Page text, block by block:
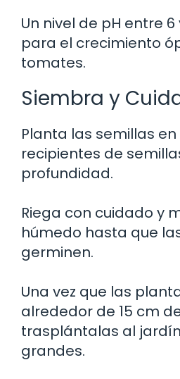
Un nivel de pH entre 6
para el crecimiento
tomates.
Siembra y
Planta las semillas
recipientes de
profundidad.
Riega con cuidado y
húmedo hasta que
germinen.
Una vez que las
alrededor de 15 cm
trasplántalas al
grandes.